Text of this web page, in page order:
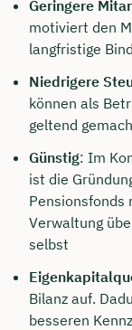
Geringere
motiviert den
langfristige
Niedrigere
können als
geltend
Günstig: Im
ist die
Pensionsfonds
Verwaltung
selbst
Bilanz auf.
besseren